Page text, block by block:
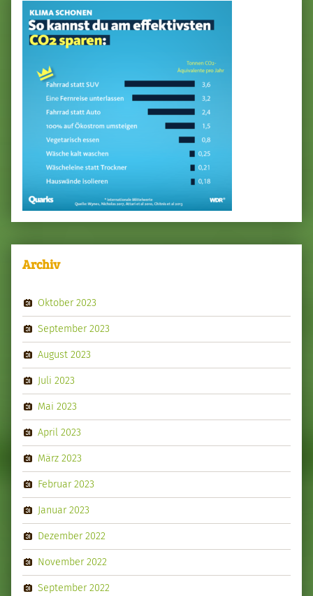
Archiv
Oktober 2023
September 2023
August 2023
Juli 2023
Mai 2023
April 2023
März 2023
Februar 2023
Januar 2023
Dezember 2022
November 2022
September 2022